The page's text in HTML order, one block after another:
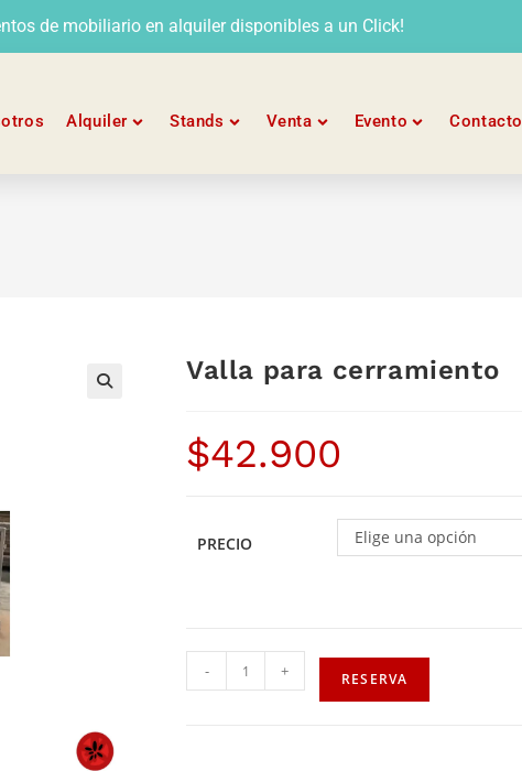
de mobiliario en alquiler disponibles a un Click!
Alquiler Stands Venta Evento Contacto
Valla para cerramiento
$42.900
PRECIO Elige una opción
- + RESERVA